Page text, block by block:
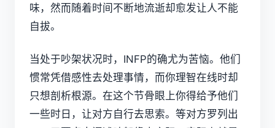
味，然而随着时间不断地流逝却愈发让人不能
自拔。
当处于吵架状况时，INFP的确尤为苦恼。他们
惯常凭借感性去处理事情，而你理智在线时却
只想剖析根源。在这个节骨眼上你得给予他们
一些时日，让对方自行去思索。等对方罗列出